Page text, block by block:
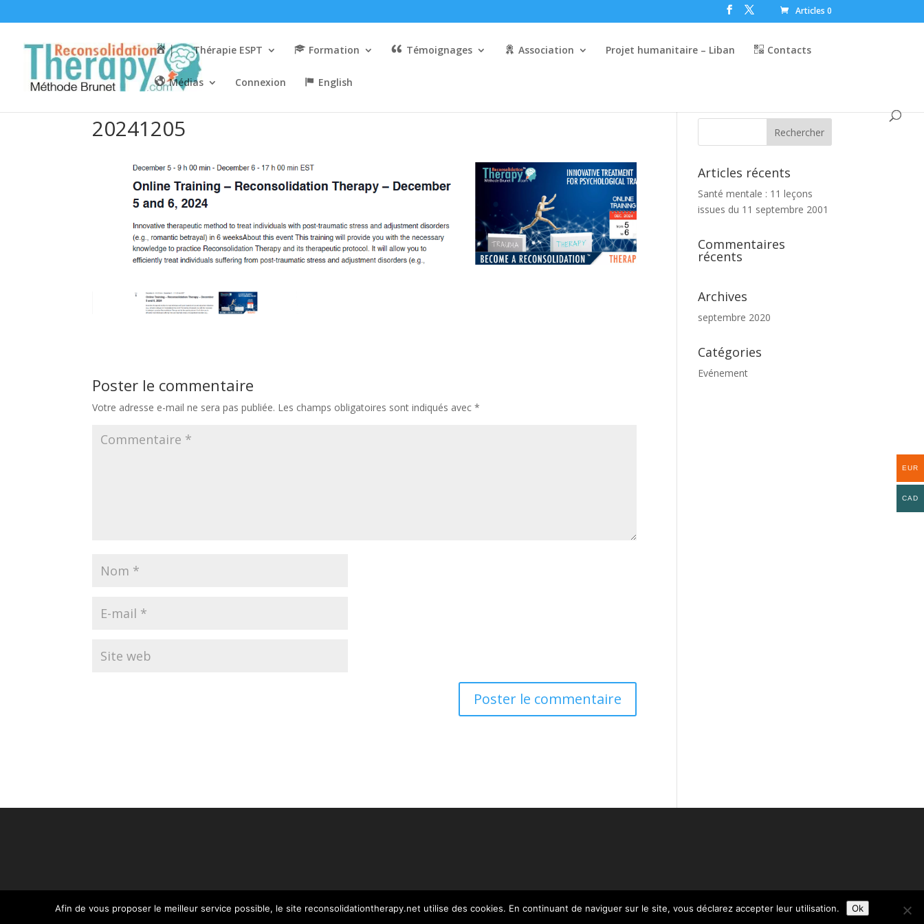
Articles 0
│ Thérapie ESPT Formation Témoignages Association Projet humanitaire – Liban Contacts
Médias Connexion English
20241205
Poster le commentaire
Votre adresse e-mail ne sera pas publiée. Les champs obligatoires sont indiqués avec*
Articles récents
Santé mentale : 11 leçons
issues du 11 septembre 2001
Commentaires
récents
Archives
septembre 2020
Catégories
Evénement
© reconsolidationtherapy.com - 2022 Tous droits réservés -mentions légales - conception Webstim : olivier.picard@webstim.com
EUR
CAD
Afin de vous proposer le meilleur service possible, le site reconsolidationtherapy.net utilise des cookies. En continuant de naviguer sur le site, vous déclarez accepter leur utilisation. Ok